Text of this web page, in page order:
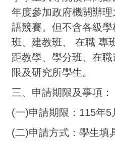
年度參加政府機關辦
語競賽。但不含各級
班、建教班、 在職 專
距教學、學分班、在
限及研究所學生。
三、申請期限及事項：
(一)申請期限：115年5
(二)申請方式：學生填